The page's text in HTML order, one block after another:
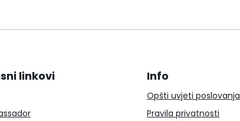
linkovi Info
Opšti uvjeti poslovanja
Pravila privatnosti